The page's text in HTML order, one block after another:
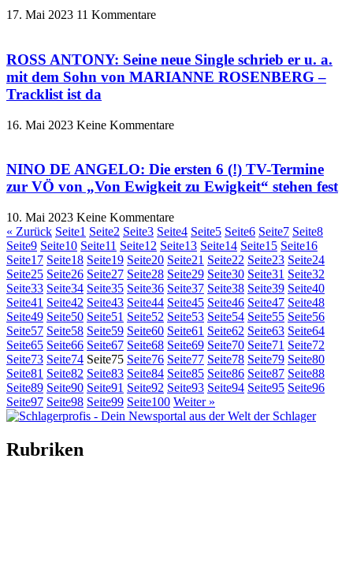
17. Mai 2023 11 Kommentare
ROSS ANTONY: Seine neue Single schrieb er u. a.
mit dem Sohn von MARIANNE ROSENBERG –
Tracklist ist da
16. Mai 2023 Keine Kommentare
NINO DE ANGELO: Die ersten 6 (!) TV-Termine
zur VÖ von „Von Ewigkeit zu Ewigkeit“ stehen fest
10. Mai 2023 Keine Kommentare
« Zurück Seite1 Seite2 Seite3 Seite4 Seite5 Seite6 Seite7 Seite8
Seite9 Seite10 Seite11 Seite12 Seite13 Seite14 Seite15 Seite16
Seite17 Seite18 Seite19 Seite20 Seite21 Seite22 Seite23 Seite24
Seite25 Seite26 Seite27 Seite28 Seite29 Seite30 Seite31 Seite32
Seite33 Seite34 Seite35 Seite36 Seite37 Seite38 Seite39 Seite40
Seite41 Seite42 Seite43 Seite44 Seite45 Seite46 Seite47 Seite48
Seite49 Seite50 Seite51 Seite52 Seite53 Seite54 Seite55 Seite56
Seite57 Seite58 Seite59 Seite60 Seite61 Seite62 Seite63 Seite64
Seite65 Seite66 Seite67 Seite68 Seite69 Seite70 Seite71 Seite72
Seite73 Seite74 Seite75 Seite76 Seite77 Seite78 Seite79 Seite80
Seite81 Seite82 Seite83 Seite84 Seite85 Seite86 Seite87 Seite88
Seite89 Seite90 Seite91 Seite92 Seite93 Seite94 Seite95 Seite96
Seite97 Seite98 Seite99 Seite100 Weiter »
Rubriken